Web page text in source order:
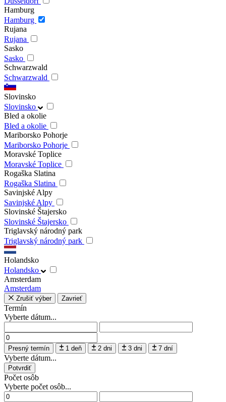
Hamburg
Hamburg
Rujana
Rujana
Sasko
Sasko
Schwarzwald
Schwarzwald
Slovinsko
Slovinsko
Bled a okolie
Bled a okolie
Mariborsko Pohorje
Mariborsko Pohorje
Moravské Toplice
Moravské Toplice
Rogaška Slatina
Rogaška Slatina
Savinjské Alpy
Savinjské Alpy
Slovinské Štajersko
Slovinské Štajersko
Triglavský národný park
Triglavský národný park
Holandsko
Holandsko
Amsterdam
Amsterdam
Zrušiť výber Zavrieť
Termín
Vyberte dátum...
Presný termín 1 deň 2 dni 3 dni 7 dní
Vyberte dátum...
Potvrdiť
Počet osôb
Vyberte počet osôb...